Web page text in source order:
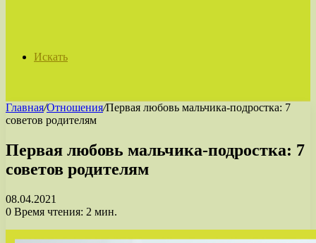
Искать
Главная/Отношения/Первая любовь мальчика-подростка: 7
советов родителям
Первая любовь мальчика-подростка: 7
советов родителям
08.04.2021
0 Время чтения: 2 мин.